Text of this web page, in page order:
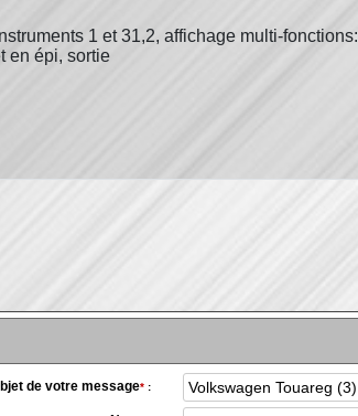
1 et 31,2, affichage multi-
en épi, sortie
de votre message*: